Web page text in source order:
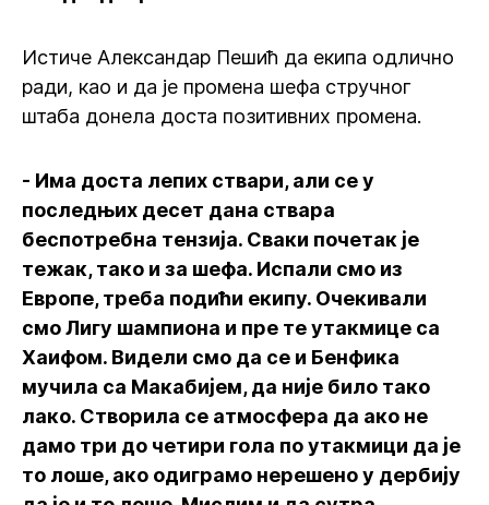
Истиче Александар Пешић да екипа одлично
ради, као и да је промена шефа стручног
штаба донела доста позитивних промена.
- Има доста лепих ствари, али се у
последњих десет дана ствара
беспотребна тензија. Сваки почетак је
тежак, тако и за шефа. Испали смо из
Европе, треба подићи екипу. Очекивали
смо Лигу шампиона и пре те утакмице са
Хаифом. Видели смо да се и Бенфика
мучила са Макабијем, да није било тако
лако. Створила се атмосфера да ако не
дамо три до четири гола по утакмици да је
то лоше, ако одиграмо нерешено у дербију